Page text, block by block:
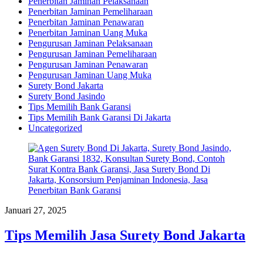
Penerbitan Jaminan Pemeliharaan
Penerbitan Jaminan Penawaran
Penerbitan Jaminan Uang Muka
Pengurusan Jaminan Pelaksanaan
Pengurusan Jaminan Pemeliharaan
Pengurusan Jaminan Penawaran
Pengurusan Jaminan Uang Muka
Surety Bond Jakarta
Surety Bond Jasindo
Tips Memilih Bank Garansi
Tips Memilih Bank Garansi Di Jakarta
Uncategorized
Januari 27, 2025
Tips Memilih Jasa Surety Bond Jakarta